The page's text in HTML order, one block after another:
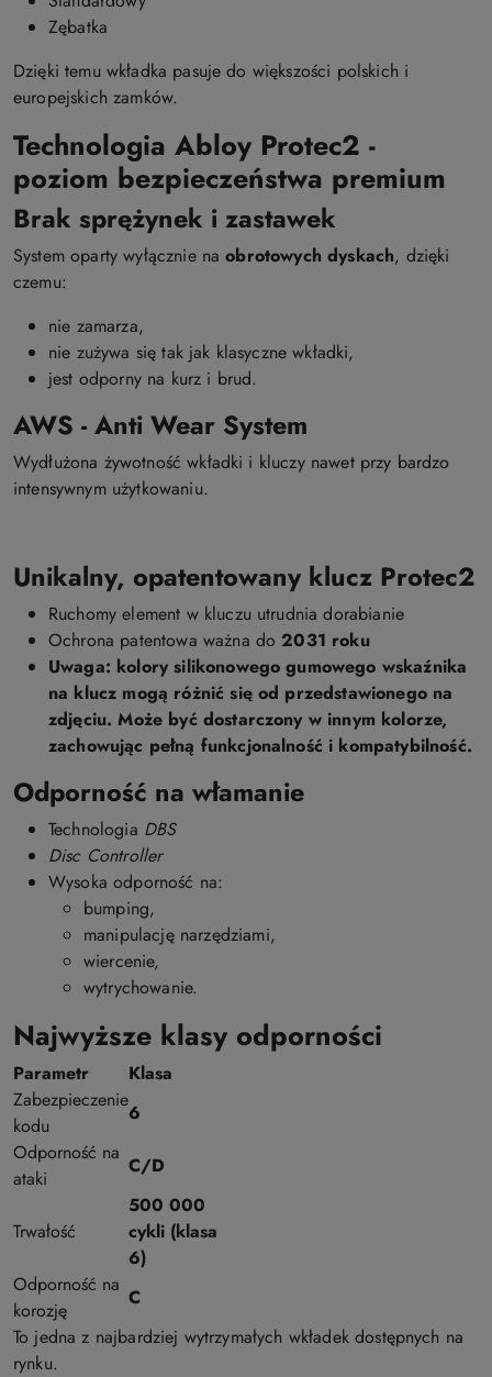
Zębatka
Dzięki temu wkładka pasuje do większości polskich i
europejskich zamków.
Technologia Abloy Protec2 -
poziom bezpieczeństwa premium
Brak sprężynek i zastawek
System oparty wyłącznie naobrotowych dyskach, dzięki
czemu:
nie zamarza,
nie zużywa się tak jak klasyczne wkładki,
jest odporny na kurz i brud.
AWS - Anti Wear System
Wydłużona żywotność wkładki i kluczy nawet przy bardzo
intensywnym użytkowaniu.
Unikalny, opatentowany klucz Protec2
Ruchomy element w kluczu utrudnia dorabianie
Ochrona patentowa ważna do2031 roku
Uwaga: kolory silikonowego gumowego wskaźnika
na klucz mogą różnić się od przedstawionego na
zdjęciu. Może być dostarczony w innym kolorze,
zachowując pełną funkcjonalność i kompatybilność.
Odporność na włamanie
Technologia DBS
Disc Controller
Wysoka odporność na:
bumping,
manipulację narzędziami,
wiercenie,
wytrychowanie.
Najwyższe klasy odporności
Parametr
Klasa
Zabezpieczenie
kodu
6
Odporność na
ataki
C/D
Trwałość
500 000
cykli (klasa
6)
Odporność na
korozję
C
To jedna z najbardziej wytrzymałych wkładek dostępnych na
rynku.